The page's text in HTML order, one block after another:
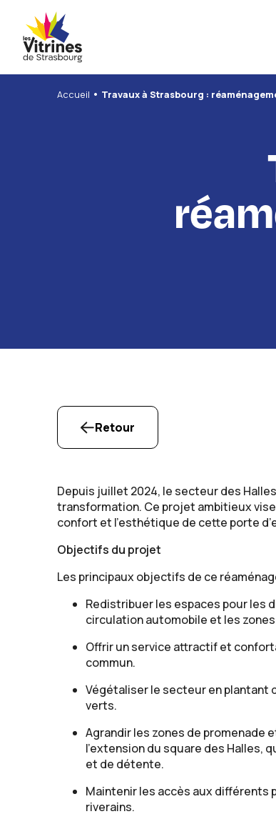
Accueil • Travaux à Strasbourg :
Retour
Depuis juillet 2024, le secteur des
transformation. Ce projet ambitieux
confort et l’esthétique de cette porte
Objectifs du projet
Les principaux objectifs de ce
Redistribuer les espaces pour les
circulation automobile et les
Offrir un service attractif et
commun.
Végétaliser le secteur en plantant
verts.
Agrandir les zones de promenade
l’extension du square des Halles,
et de détente.
Maintenir les accès aux différents
riverains.
Panneau de gestion des cookies